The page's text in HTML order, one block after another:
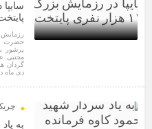
مراسم عزاداری و ذکرمصیبت
شرکت زامیاد
تجربه‌ای میدانی از صنعت
حضرت
مجتبی
دی ماه
به